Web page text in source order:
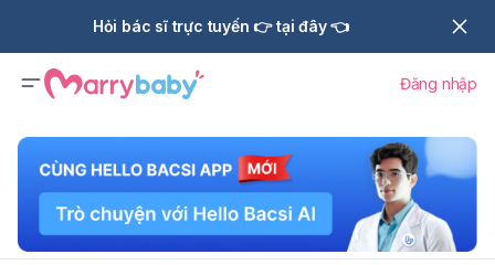
Hỏi bác sĩ trực tuyến 👉 tại đây 👈
Đăng nhập